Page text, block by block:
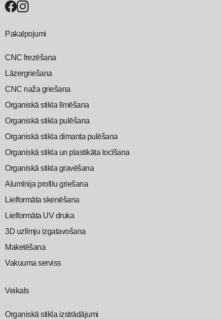
Pakalpojumi
CNC frezēšana
Lāzergriešana
CNC naža griešana
Organiskā stikla līmēšana
Organiskā stikla pulēšana
Organiskā stikla dimanta pulēšana
Organiskā stikla un plastikāta locīšana
Organiskā stikla gravēšana
Alumīnija profilu griešana
Lielformāta skenēšana
Lielformāta UV druka
3D uzlīmju izgatavošana
Maketēšana
Vakuuma serviss
Veikals
Organiskā stikla izstrādājumi